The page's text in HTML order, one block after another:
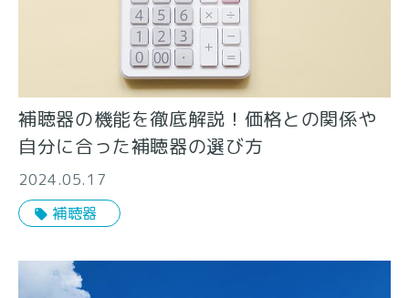
補聴器の機能を徹底解説！価格との関係や
自分に合った補聴器の選び方
2024.05.17
補聴器